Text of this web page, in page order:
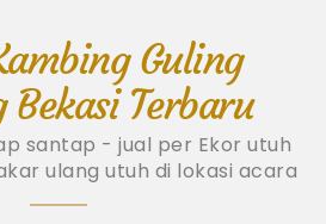
Guling
Bekasi Terbaru
santap - jual per Ekor utuh
ulang utuh di lokasi acara